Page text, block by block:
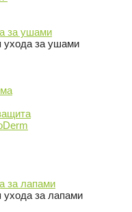
за ушами
ухода за ушами
за лапами
за лапами